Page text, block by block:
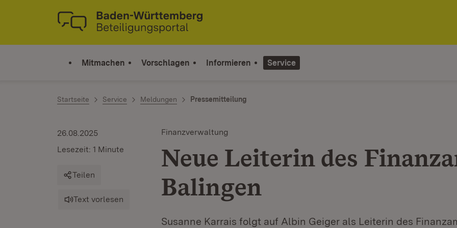
Zum Inhalt springen
Link zur Startseite
Mitmachen Vorschlagen Informieren Service
Startseite Service Meldungen Pressemitteilung
Finanzverwaltung
Neue Leiterin des
Balingen
Susanne Karrais folgt auf Albin Geiger als Leiterin des
26.08.2025
Lesezeit: 1 Minute
Teilen
Text vorlesen